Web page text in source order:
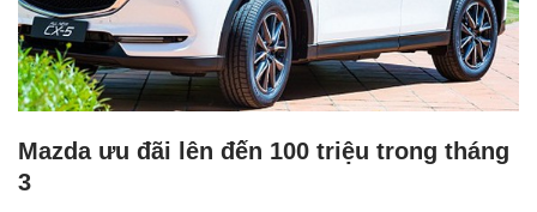
Mazda ưu đãi lên đến 100 triệu trong tháng
3